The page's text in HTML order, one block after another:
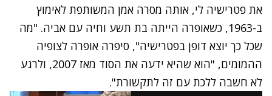
את פטרישיה לי, אותה מסרה אמן המשותפת לאימוץ
ב-1963, כשאופרה הייתה בת תשע וחיה עם אביה. "מה
שכל כך יוצא דופן בפטרישיה", סיפרה אופרה לצופיה
ההמומים, "הוא שהיא ידעה את הסוד מאז 2007, ולרגע
לא חשבה ללכת עם זה לתקשורת".